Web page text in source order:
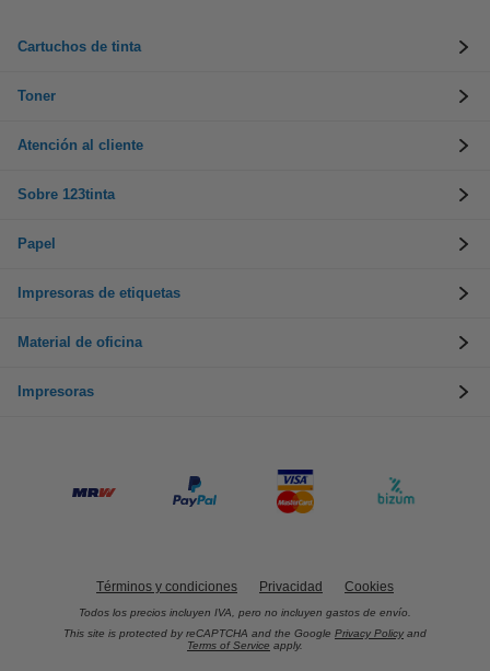
Cartuchos de tinta
Toner
Atención al cliente
Sobre 123tinta
Papel
Impresoras de etiquetas
Material de oficina
Impresoras
Términos y condiciones Privacidad Cookies
Todos los precios incluyen IVA, pero no incluyen gastos de envío.
This site is protected by reCAPTCHA and the Google Privacy Policy and
Terms of Service apply.